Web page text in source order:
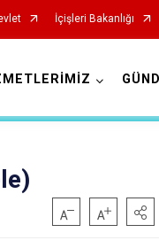
İçişleri Bakanlığı